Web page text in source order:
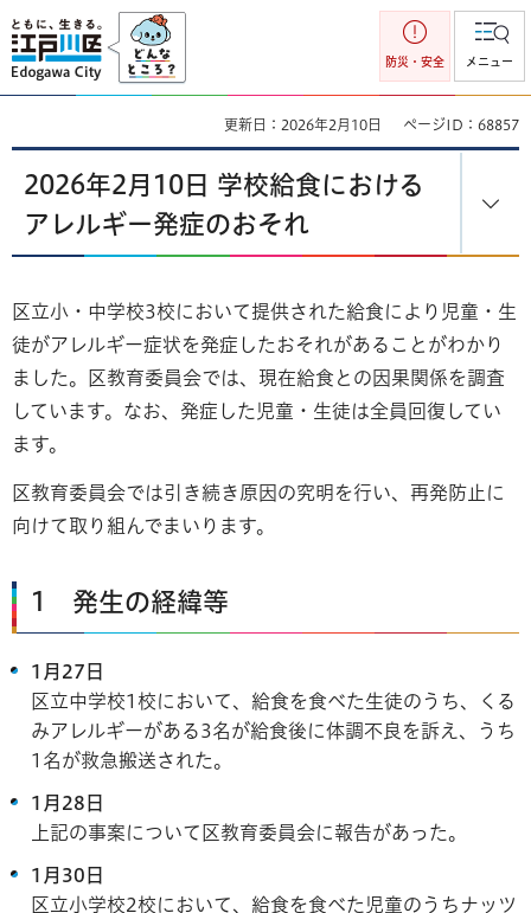
江戸川区
防災・安全 メニュー
更新日：2026年2月10日 ページID：68857
2026年2月10日 学校給食における
アレルギー発症のおそれ
区立小・中学校3校において提供された給食により児童・生
徒がアレルギー症状を発症したおそれがあることがわかり
ました。区教育委員会では、現在給食との因果関係を調査
しています。なお、発症した児童・生徒は全員回復してい
ます。
区教育委員会では引き続き原因の究明を行い、再発防止に
向けて取り組んでまいります。
1 発生の経緯等
1月27日
区立中学校1校において、給食を食べた生徒のうち、くる
みアレルギーがある3名が給食後に体調不良を訴え、うち
1名が救急搬送された。
1月28日
上記の事案について区教育委員会に報告があった。
1月30日
区立小学校2校において、給食を食べた児童のうちナッツ